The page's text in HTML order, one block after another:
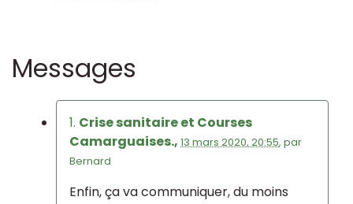
Messages
1. Crise sanitaire et Courses
Camarguaises., 13 mars 2020, 20:55, par
Bernard
Enfin, ça va communiquer, du moins